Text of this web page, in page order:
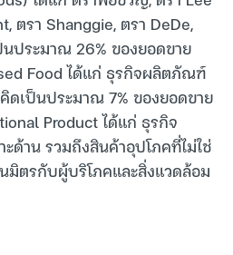
ตรา Shanggie, ตรา DeDe,
ประมาณ 26% ของยอดขาย
Food ได้แก่ ธุรกิจผลิตภัณฑ์
ดเป็นประมาณ 7% ของยอดขาย
Product ได้แก่ ธุรกิจ
าน รวมถึงสินค้าอุปโภคที่ไม่ใช่
มิตรกับผู้บริโภคและสิ่งแวดล้อม